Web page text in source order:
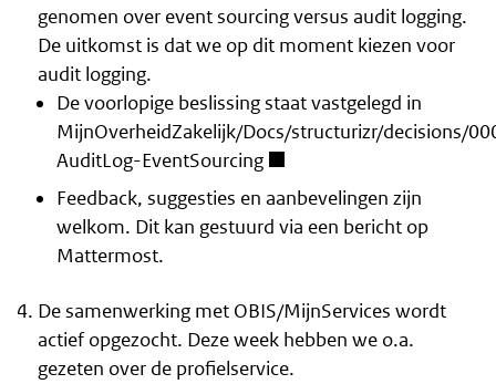
genomen over event sourcing versus audit logging.
De uitkomst is dat we op dit moment kiezen voor
audit logging.
De voorlopige beslissing staat vastgelegd in
MijnOverheidZakelijk/Docs/structurizr/decisions/
AuditLog-EventSourcing
Feedback, suggesties en aanbevelingen zijn
welkom. Dit kan gestuurdvia een bericht op
Mattermost.
De samenwerking met OBIS/MijnServices wordt
actief opgezocht. Deze week hebben we o.a.
gezeten over de profielservice.